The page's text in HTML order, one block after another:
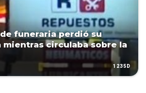
funeraria perdió su
mientras circulaba sobre la
1235D